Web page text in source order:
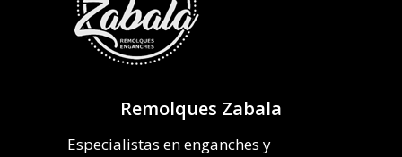
Remolques Zabala
Especialistas en enganches y